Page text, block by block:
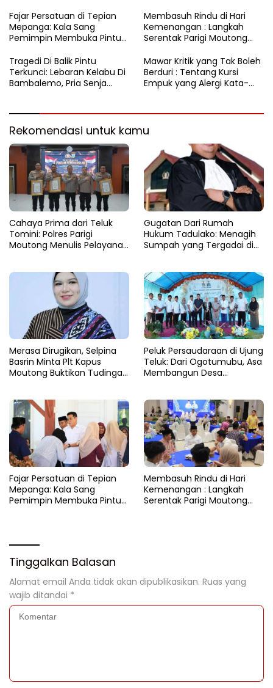
Fajar Persatuan di Tepian
Mepanga: Kala Sang
Pemimpin Membuka Pintu
​Membasuh Rindu di Hari
Kemenangan : Langkah
Serentak Parigi Moutong
Tragedi Di Balik Pintu
Terkunci: Lebaran Kelabu Di
Bambalemo, Pria Senja
Mawar Kritik yang Tak Boleh
Berduri : Tentang Kursi
Empuk yang Alergi Kata-
Rekomendasi untuk kamu
Cahaya Prima dari Teluk
Tomini: Polres Parigi
Moutong Menulis Pelayanan
Gugatan Dari Rumah
Hukum Tadulako: Menagih
Sumpah yang Tergadai di
Merasa Dirugikan, Selpina
Basrin Minta Plt Kapus
Moutong Buktikan Tudingan
Peluk Persaudaraan di Ujung
Teluk: Dari Ogotumubu, Asa
Membangun Desa
Fajar Persatuan di Tepian
Mepanga: Kala Sang
Pemimpin Membuka Pintu
​Membasuh Rindu di Hari
Kemenangan : Langkah
Serentak Parigi Moutong
Tinggalkan Balasan
Alamat email Anda tidak akan dipublikasikan. Ruas yang
wajib ditandai *